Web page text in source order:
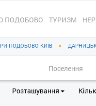
ПОДОБОВО ТУРИЗМ
ПОДОБОВО КИЇВ ♦
Розташування